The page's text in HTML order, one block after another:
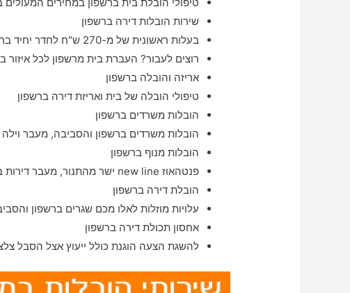
טיפולי הובלת בית ברשפון במחירים המעולים
שירות הובלות דירה ברשפון
בעלות ראשונית של מ-270 ש"ח לחדר יחיד ברשפון והסביבה
רוצים לעבור? העברת בית מרשפון לכל איזור
אריזה והובלה ברשפון
טיפולי הובלה של בית ואריזת דירה ברשפון
הובלות משרדים ברשפון
הובלות משרדים ברשפון והסביבה, מעבר
הובלות מנוף ברשפון
פנטהאוז new line ישר מהתנור, מעבר דירות באיזור רשפון מהיום למחר
הובלת דירה ברשפון
עלויות מוזלות לאלו מכם שגרים ברשפון
אחסון תכולת דירה ברשפון
להשגת הצעה הוגנת כולל ייעוץ אצל הסבל